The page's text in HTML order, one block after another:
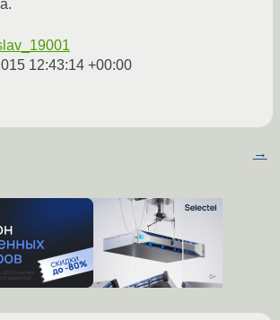
12:43:14 +00:00
→